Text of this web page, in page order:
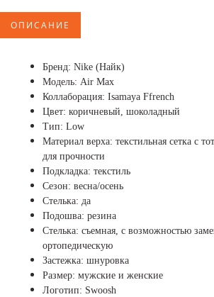
ОПИСАНИЕ
Бренд: Nike (Найк)
Модель: Air Max
Коллаборация: Isamaya Ffrench
Цвет: коричневый, шоколадный
Тип: Low
Материал верха: текстильная сетка с
для прочности
Подкладка: текстиль
Сезон: весна/осень
Стелька: да
Подошва: резина
Стелька: съемная, с возможностью
ортопедическую
Застежка: шнуровка
Размер: мужские и женские
Логотип: Swoosh